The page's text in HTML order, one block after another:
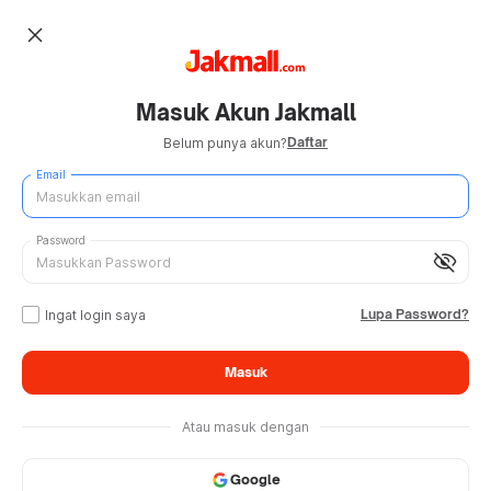
close
Masuk Akun Jakmall
Belum punya akun?Daftar
Email
visibility_off
Password
Ingat login saya Lupa Password?
Masuk
Atau masuk dengan
Google